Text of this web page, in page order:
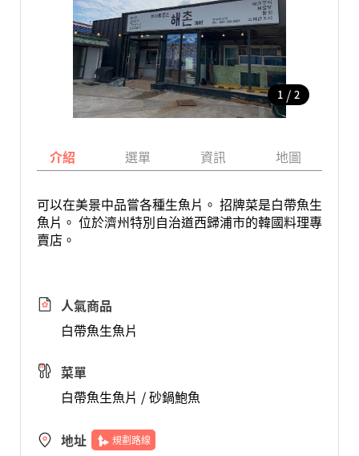
1 / 2
介紹 選單 資訊 地圖
可以在美景中品嘗各種生魚片。 招牌菜是白帶魚生
魚片。 位於濟州特別自治道西歸浦市的韓國料理專
賣店。
人氣商品
白帶魚生魚片
菜單
白帶魚生魚片 / 砂鍋鮑魚
地址 規劃路線